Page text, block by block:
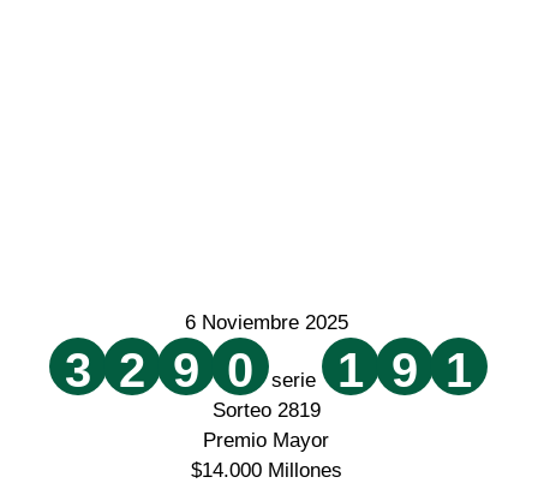
6 Noviembre 2025
3 2 9 0 serie 1 9 1
Sorteo 2819
Premio Mayor
$14.000 Millones